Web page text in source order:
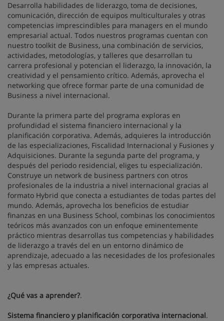
Desarrolla habilidades de liderazgo, toma de decisiones,
comunicación, dirección de equipos multiculturales y otras
competencias imprescindibles para managers en el mundo
empresarial actual. Todos nuestros programas cuentan con
nuestro toolkit de Business, una combinación de servicios,
actividades, metodologías, y talleres que desarrollan tu
carrera profesional y potencian el liderazgo, la innovación, la
creatividad y el pensamiento crítico. Además, aprovecha el
networking que ofrece formar parte de una comunidad de
Business a nivel internacional.
Durante la primera parte del programa exploras en
profundidad el sistema financiero internacional y la
planificación corporativa. Además, adquieres la introducción
de las especializaciones, Fiscalidad Internacional y Fusiones y
Adquisiciones. Durante la segunda parte del programa, y
después del periodo residencial, eliges tu especialización.
Construye un network de business partners con otros
profesionales de la industria a nivel internacional gracias al
formato Hybrid que conecta a estudiantes de todas partes del
mundo. Además, aprovecha los beneficios de estudiar
finanzas en una Business School, combinas los conocimientos
teóricos más avanzados con un enfoque eminentemente
práctico mientras desarrollas tus competencias y habilidades
de liderazgo a través del en un entorno dinámico de
aprendizaje, adecuado a las necesidades de los profesionales
y las empresas actuales.
¿Qué vas a aprender?.
Sistema financiero y planificación corporativa internacional.